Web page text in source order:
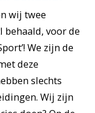
wij twee
behaald, voor de
We zijn de
deze
slechts
Wij zijn